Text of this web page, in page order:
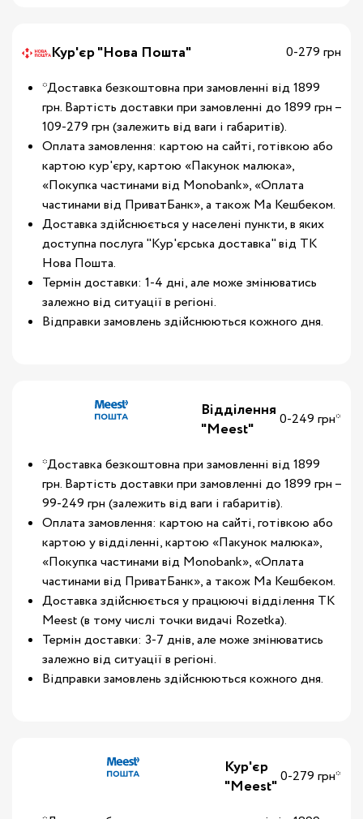
Кур'єр "Нова Пошта"
0-279 грн
*Доставка безкоштовна при замовленні від 1899
грн. Вартість доставки при замовленні до 1899 грн –
109-279 грн (залежить від ваги і габаритів).
Оплата замовлення: картою на сайті, готівкою або
картою кур'єру, картою «Пакунок малюка»,
«Покупка частинами від Monobank», «Оплата
частинами від ПриватБанк», а також Ма Кешбеком.
Доставка здійснюється у населені пункти, в яких
доступна послуга "Кур'єрська доставка" від ТК
Нова Пошта.
Термін доставки: 1-4 дні, але може змінюватись
залежно від ситуації в регіоні.
Відправки замовлень здійснюються кожного дня.
Відділення
"Meest"
0-249 грн*
*Доставка безкоштовна при замовленні від 1899
грн. Вартість доставки при замовленні до 1899 грн –
99-249 грн (залежить від ваги і габаритів).
Оплата замовлення: картою на сайті, готівкою або
картою у відділенні, картою «Пакунок малюка»,
«Покупка частинами від Monobank», «Оплата
частинами від ПриватБанк», а також Ма Кешбеком.
Доставка здійснюється у працюючі відділення ТК
Meest (в тому числі точки видачі Rozetka).
Термін доставки: 3-7 днів, але може змінюватись
залежно від ситуації в регіоні.
Відправки замовлень здійснюються кожного дня.
Кур'єр
"Meest"0-279 грн*